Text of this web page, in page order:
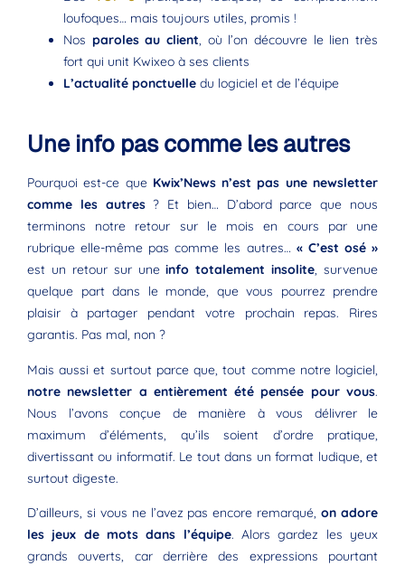
loufoques… mais toujours utiles, promis !
Nos paroles au client, où l’on découvre le lien très
fort qui unit Kwixeo à ses clients
L’actualité ponctuelle du logiciel et de l’équipe
Une info pas comme les autres
Pourquoi est-ce que Kwix’News n’est pas une newsletter
comme les autres? Et bien… D’abord parce que nous
terminons notre retour sur le mois en cours par une
rubrique elle-même pas comme les autres… « C’est osé »
est un retour sur uneinfo totalement insolite, survenue
quelque part dans le monde, que vous pourrez prendre
plaisir à partager pendant votre prochain repas. Rires
garantis. Pas mal, non ?
Mais aussi et surtout parce que, tout comme notre logiciel,
notre newsletter a entièrement été pensée pour vous.
Nous l’avons conçue de manière à vous délivrer le
maximum d’éléments, qu’ils soient d’ordre pratique,
divertissant ou informatif. Le tout dans un format ludique, et
surtout digeste.
D’ailleurs, si vous ne l’avez pas encore remarqué,on adore
les jeux de mots dans l’équipe. Alors gardez les yeux
grands ouverts, car derrière des expressions pourtant